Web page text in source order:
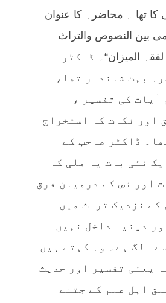
کا تھا ۔ محاضرہ کا عنوان
بين النصوص والتراث
الميزان“۔ ڈاکٹر
بہت شاندار تھا،
آیات کی تفسیر ،
اور نکات کا استخراج
ڈاکٹر صاحب کے
نئی بات یہ ملی کہ
اور نص کے درمیان فرق
کے نزدیک تراث میں
دینیہ داخل نہیں
الگ ہے۔ وہ کہتے ہیں
یعنی تفسیر اور حدیث
اہل علم کے جتنے